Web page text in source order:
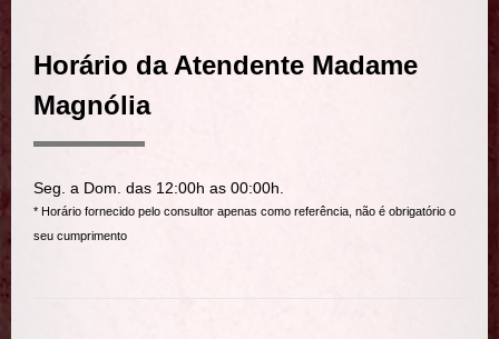
Horário da Atendente Madame
Magnólia
Seg. a Dom. das 12:00h as 00:00h.
* Horário fornecido pelo consultor apenas como referência, não é obrigatório o
seu cumprimento